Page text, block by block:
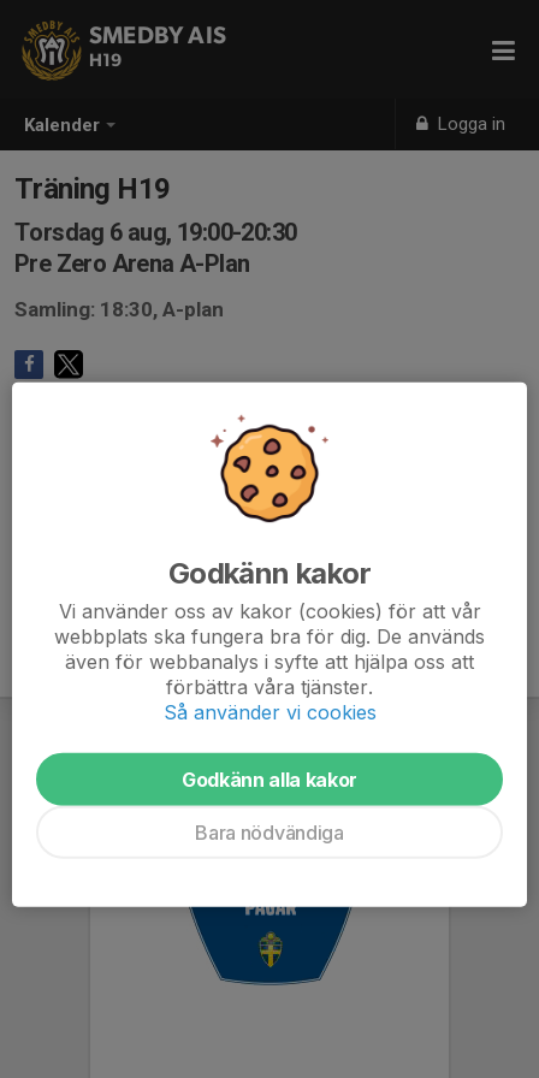
Kalender Logga in
SMEDBY AIS
H19
Träning H19
Torsdag 6 aug, 19:00-20:30
Pre Zero Arena A-Plan
Samling: 18:30, A-plan
Godkänn kakor
Vi använder oss av kakor (cookies) för att vår
webbplats ska fungera bra för dig. De används
även för webbanalys i syfte att hjälpa oss att
förbättra våra tjänster.
Så använder vi cookies
Godkänn alla kakor
Bara nödvändiga